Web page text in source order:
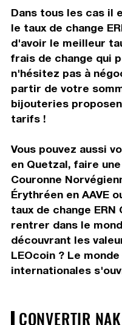
Dans tous les cas il
le taux de change
d'avoir le meilleur
frais de change qui
n'hésitez pas à
partir de votre
bijouteries
tarifs !
Vous pouvez aussi
en Quetzal, faire
Couronne
Érythréen en AAVE
taux de change ERN
rentrer dans le
découvrant les
LEOcoin ? Le
internationales
CONVERTIR